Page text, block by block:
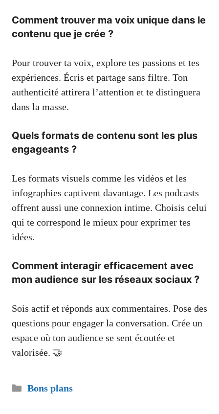
Comment trouver ma voix unique dans le
contenu que je crée ?
Pour trouver ta voix, explore tes passions et tes
expériences. Écris et partage sans filtre. Ton
authenticité attirera l’attention et te distinguera
dans la masse.
Quels formats de contenu sont les plus
engageants ?
Les formats visuels comme les vidéos et les
infographies captivent davantage. Les podcasts
offrent aussi une connexion intime. Choisis celui
qui te correspond le mieux pour exprimer tes
idées.
Comment interagir efficacement avec
mon audience sur les réseaux sociaux ?
Sois actif et réponds aux commentaires. Pose des
questions pour engager la conversation. Crée un
espace où ton audience se sent écoutée et
valorisée. 🤝
Catégories
Bons plans